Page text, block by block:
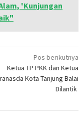
'Kunjungan
Pos berikutnya
Ketua TP PKK dan Ketua
Kota Tanjung Balai
Dilantik